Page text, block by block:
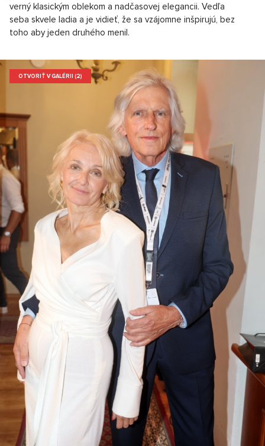
verný klasickým oblekom a nadčasovej elegancii. Vedľa
seba skvele ladia a je vidieť, že sa vzájomne inšpirujú, bez
toho aby jeden druhého menil.
OTVORIŤ V GALÉRII (2)